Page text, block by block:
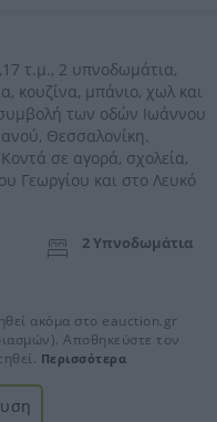
τ.μ., 2 υπνοδωμάτια,
κουζίνα, μπάνιο, χωλ και
των οδών Ιωάννου
Θεσσαλονίκη.
σε αγορά, σχολεία,
Γεωργίου και στο Λευκό
2 Υπνοδωμάτια
ακόμα στο eauction.gr
Αποθηκεύστε τον
Περισσότερα